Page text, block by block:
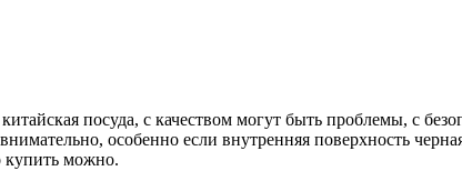
посуда, с качеством могут быть проблемы, с
особенно если внутренняя поверхность
купить можно.